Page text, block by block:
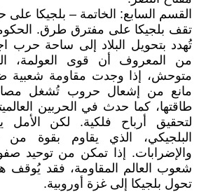
القسم السابع: الخاتمة – بلجيكا على
تقف بلجيكا على مفترق طرق.
تُهدد بتحويل البلاد إلى ساحة حرب
من المعروف أن قوى العولمة،
متوحش، إذا وجدت مقاومة شعبية
مانع من إشعال حروب تُشغل
طاقتها، كما حدث في الحربين
لتحقيق أرباح فلكية. لكن
البلجيكي، الذي يقاوم بقوة من
والإضرابات. إذا تمكن من توحيد
شعوب العالم المقاومة، فقد يُوقف
تحول بلجيكا إلى غزة أوروبية.